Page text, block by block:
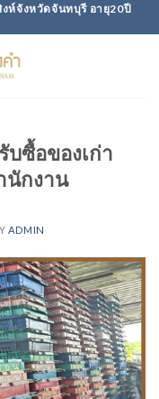
ห์จังหวัดจันทบุรี อายุ20ปี
ซื้อของเก่า
นักงาน
ADMIN